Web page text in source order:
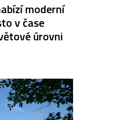
moderní
v čase
úrovni